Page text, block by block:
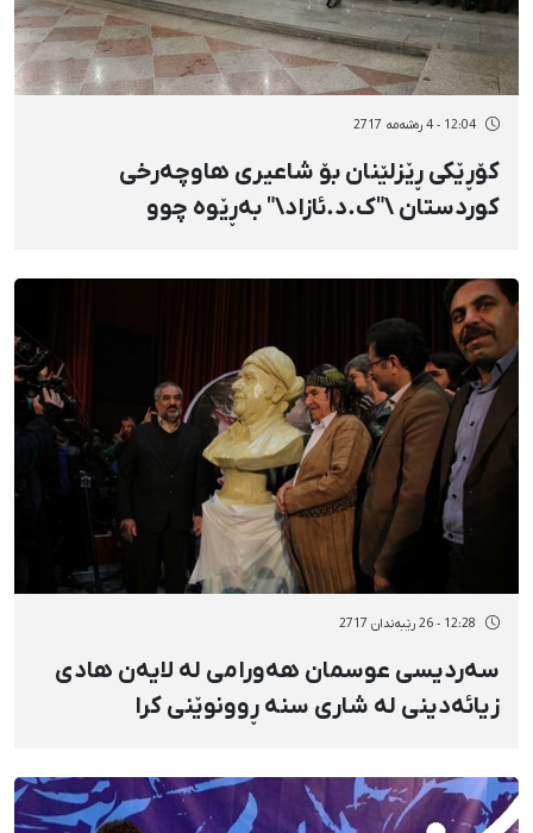
12:04 - 4 رەشەمه 2717
کۆڕێکی ڕێزلێنان بۆ شاعیری هاوچەرخی
کوردستان \"ک.د.ئازاد\" بەڕێوە چوو
12:28 - 26 رێبەندان 2717
سەردیسی عوسمان هەورامی لە لایەن هادی
زیائەدینی لە شاری سنە ڕوونوێنی کرا